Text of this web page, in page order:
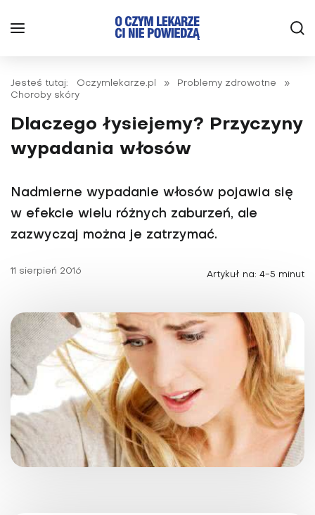
Jesteś tutaj: Oczymlekarze.pl » Problemy zdrowotne
»
Choroby skóry
Dlaczego łysiejemy? Przyczyny
wypadania włosów
Nadmierne wypadanie włosów pojawia się
w efekcie wielu różnych zaburzeń, ale
zazwyczaj można je zatrzymać.
11 sierpień 2016 Artykuł na: 4-5 minut